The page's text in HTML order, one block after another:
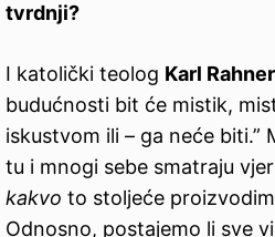
tvrdnji?
I katolički teolog Karl Rahner
budućnosti bit će mistik,
iskustvom ili – ga neće biti.”
tu i mnogi sebe smatraju
kakvo to stoljeće
Odnosno, postajemo li sve